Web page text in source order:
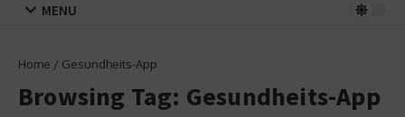
MENU
Home / Gesundheits-App
Browsing Tag: Gesundheits-App